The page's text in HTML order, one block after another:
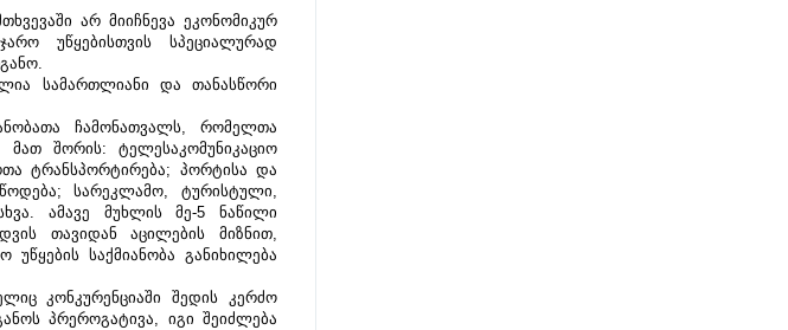
არ მიიჩნევა ეკონომიკურ
უწყებისთვის სპეციალურად
სამართლიანი და თანასწორი
ჩამონათვალს, რომელთა
მათ შორის: ტელესაკომუნიკაციო
ტრანსპორტირება; პორტისა და
სარეკლამო, ტურისტული,
ამავე მუხლის მე-5 ნაწილი
თავიდან აცილების მიზნით,
საქმიანობა განიხილება
კონკურენციაში შედის კერძო
პრეროგატივა, იგი შეიძლება